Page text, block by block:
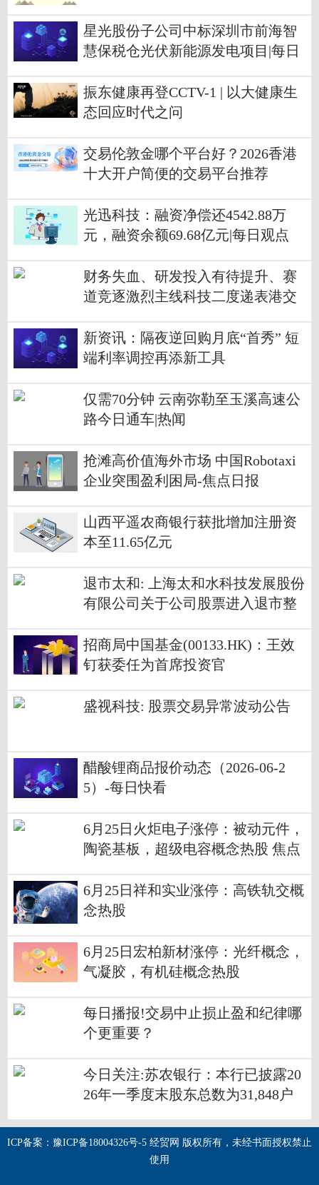
星光股份子公司中标深圳市前海智
慧保税仓光伏新能源发电项目|每日
振东健康再登CCTV-1 | 以大健康生
态回应时代之问
交易伦敦金哪个平台好？2026香港
十大开户简便的交易平台推荐
光迅科技：融资净偿还4542.88万
元，融资余额69.68亿元|每日观点
财务失血、研发投入有待提升、赛
道竞逐激烈主线科技二度递表港交
新资讯：隔夜逆回购月底“首秀” 短
端利率调控再添新工具
仅需70分钟 云南弥勒至玉溪高速公
路今日通车|热闻
抢滩高价值海外市场 中国Robotaxi
企业突围盈利困局-焦点日报
山西平遥农商银行获批增加注册资
本至11.65亿元
退市太和: 上海太和水科技发展股份
有限公司关于公司股票进入退市整
招商局中国基金(00133.HK)：王效
钉获委任为首席投资官
盛视科技: 股票交易异常波动公告
醋酸锂商品报价动态（2026-06-2
5）-每日快看
6月25日火炬电子涨停：被动元件，
陶瓷基板，超级电容概念热股 焦点
6月25日祥和实业涨停：高铁轨交概
念热股
6月25日宏柏新材涨停：光纤概念，
气凝胶，有机硅概念热股
每日播报!交易中止损止盈和纪律哪
个更重要？
今日关注:苏农银行：本行已披露20
26年一季度末股东总数为31,848户
ICP备案：豫ICP备18004326号-5 经贸网 版权所有，未经书面授权禁止
使用